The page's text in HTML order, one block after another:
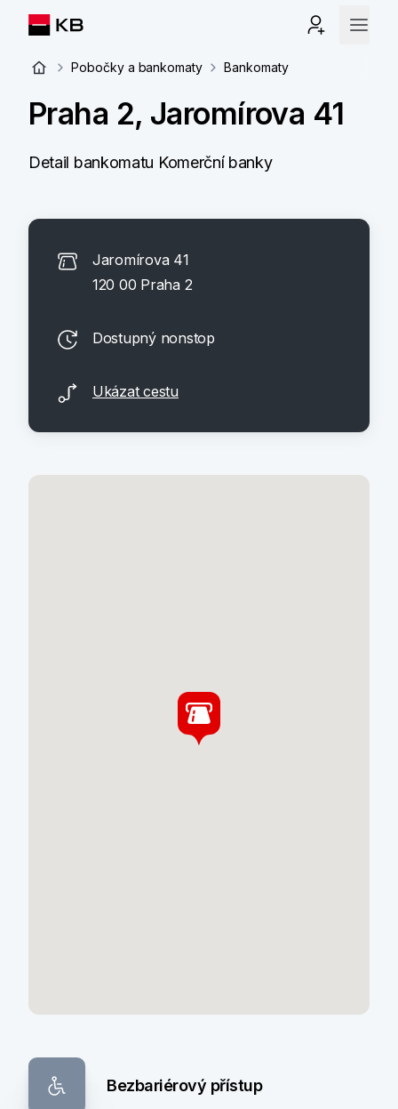
Pobočky a bankomaty Bankomaty
Praha 2, Jaromírova 41
Detail bankomatu Komerční banky
Jaromírova 41
120 00 Praha 2
Dostupný nonstop
Ukázat cestu
Bezbariérový přístup